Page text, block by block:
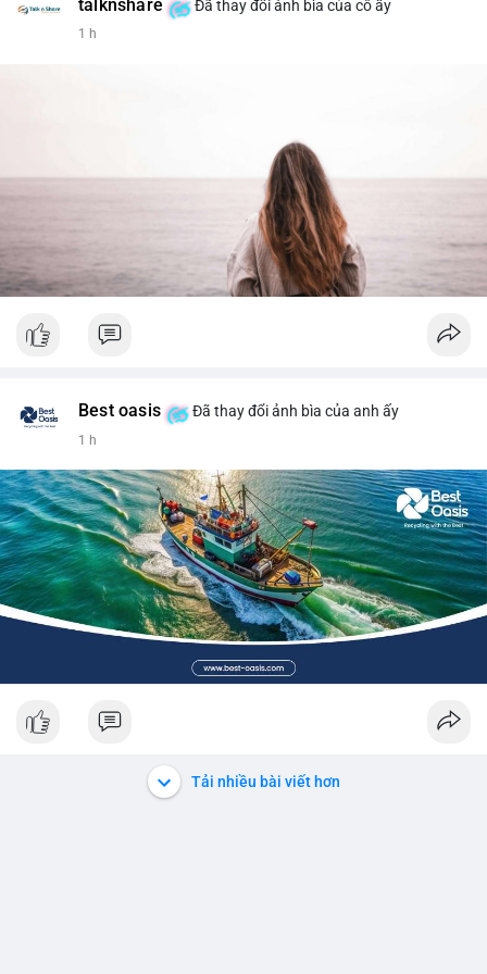
talknshare Đã thay đổi ảnh bìa của cô ấy
1 h
Best oasis Đã thay đổi ảnh bìa của anh ấy
1 h
Tải nhiều bài viết hơn